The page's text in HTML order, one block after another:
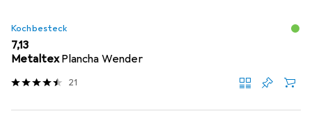
Kochbesteck
EUR
7,13
MetaltexPlancha Wender
21